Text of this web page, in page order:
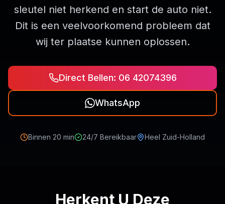
sleutel niet herkend en start de auto niet.
Dit is een veelvoorkomend probleem dat
wij ter plaatse kunnen oplossen.
Direct Bellen: 06 42074396
WhatsApp
Binnen 20 min 24/7 Bereikbaar Heel Zuid-Holland
Herkent U Deze